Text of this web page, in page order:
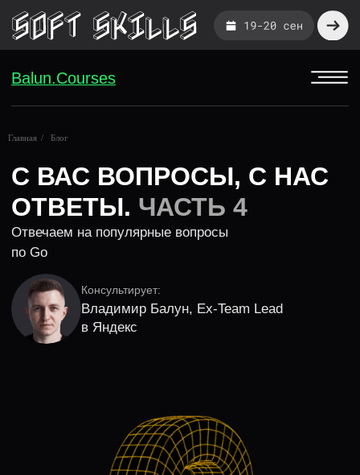
Главная / Блог
ОТВЕТЫ.
Отвечаем на популярные вопросы
по Go
Консультирует:
в Яндекс